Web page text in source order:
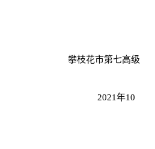
攀枝花市第七高级
2021年10